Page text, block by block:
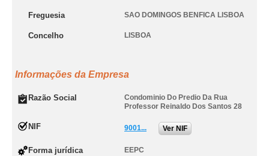
Freguesia SAO DOMINGOS BENFICA LISBOA
Concelho LISBOA
Informações da Empresa
Razão Social
Condominio Do Predio Da Rua
Professor Reinaldo Dos Santos 28
NIF 9001... Ver NIF
Forma jurídica EEPC